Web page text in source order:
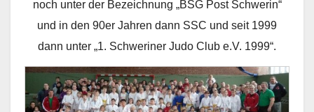
noch unter der Bezeichnung „BSG Post Schwerin“
und in den 90er Jahren dann SSC und seit 1999
dann unter „1. Schweriner Judo Club e.V. 1999“.